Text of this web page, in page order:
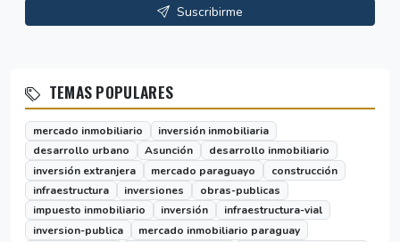
Suscribirme
TEMAS POPULARES
mercado inmobiliario
inversión inmobiliaria
desarrollo urbano
Asunción
desarrollo inmobiliario
inversión extranjera
mercado paraguayo
construcción
infraestructura
inversiones
obras-publicas
impuesto inmobiliario
inversión
infraestructura-vial
inversion-publica
mercado inmobiliario paraguay